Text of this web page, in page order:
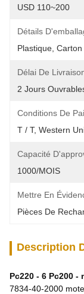
USD 110~200
Détails
Plastique, Carton
Délai De
2 Jours
Conditions De
T / T, Western
Capacité
1000/MOIS
Mettre En
Pièces De
Description
Pc220 - 6 Pc200
7834-40-2000